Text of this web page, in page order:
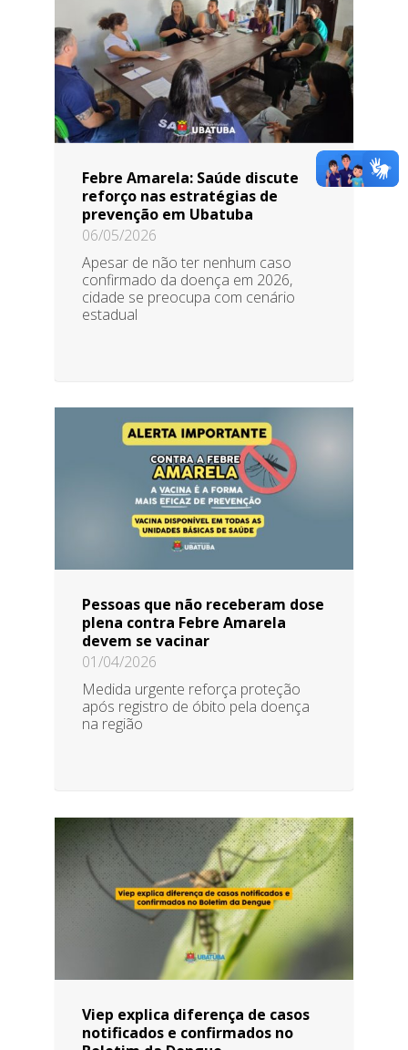
Febre Amarela: Saúde discute
reforço nas estratégias de
prevenção em Ubatuba
06/05/2026
Apesar de não ter nenhum caso
confirmado da doença em 2026,
cidade se preocupa com cenário
estadual
Pessoas que não receberam dose
plena contra Febre Amarela
devem se vacinar
01/04/2026
Medida urgente reforça proteção
após registro de óbito pela doença
na região
Viep explica diferença de casos
notificados e confirmados no